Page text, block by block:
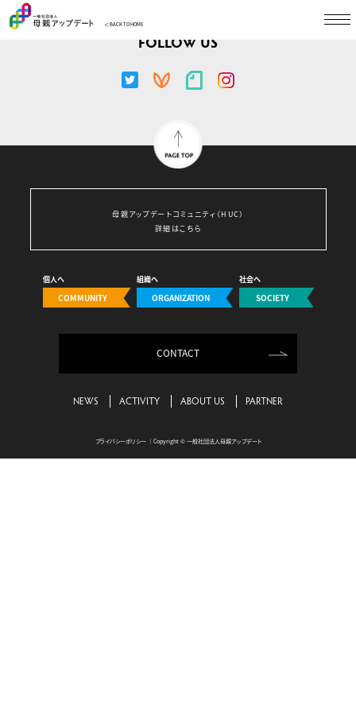
＜ BACK TO HOME
FOLLOW US
母親アップデートコミュニティ（HUC）
詳細はこちら
COMMUNITY
個人へ
ORGANIZATION
組織へ
SOCIETY
社会へ
CONTACT
NEWS ACTIVITY ABOUT US PARTNER
プライバシーポリシー｜Copyright © 一般社団法人母親アップデート